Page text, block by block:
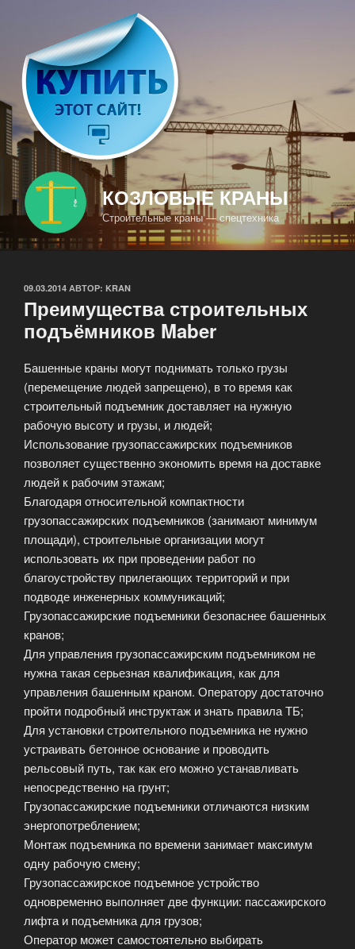
содержимому
КОЗЛОВЫЕ КРАНЫ
Строительные краны — спецтехника
ОПУБЛИКОВАНО
09.03.2014 АВТОР: KRAN
Преимущества строительных
подъёмников Maber
Башенные краны могут поднимать только грузы
(перемещение людей запрещено), в то время как
строительный подъемник доставляет на нужную
рабочую высоту и грузы, и людей;
Использование грузопассажирских подъемников
позволяет существенно экономить время на доставке
людей к рабочим этажам;
Благодаря относительной компактности
грузопассажирских подъемников (занимают минимум
площади), строительные организации могут
использовать их при проведении работ по
благоустройству прилегающих территорий и при
подводе инженерных коммуникаций;
Грузопассажирские подъемники безопаснее башенных
кранов;
Для управления грузопассажирским подъемником не
нужна такая серьезная квалификация, как для
управления башенным краном. Оператору достаточно
пройти подробный инструктаж и знать правила ТБ;
Для установки строительного подъемника не нужно
устраивать бетонное основание и проводить
рельсовый путь, так как его можно устанавливать
непосредственно на грунт;
Грузопассажирские подъемники отличаются низким
энергопотреблением;
Монтаж подъемника по времени занимает максимум
одну рабочую смену;
Грузопассажирское подъемное устройство
одновременно выполняет две функции: пассажирского
лифта и подъемника для грузов;
Оператор может самостоятельно выбирать